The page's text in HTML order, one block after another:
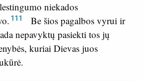
niekados
111
Be šios pagalbos vyrui ir
nepavyktų pasiekti tos jų
kuriai Dievas juos